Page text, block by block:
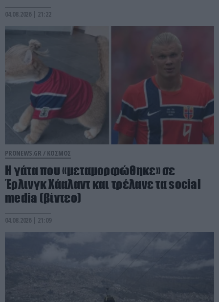
04.08.2026 | 21:22
PRONEWS.GR / ΚΟΣΜΟΣ
Η γάτα που «μεταμορφώθηκε» σε
Έρλινγκ Χάαλαντ και τρέλανε τα social
media (βίντεο)
04.08.2026 | 21:09